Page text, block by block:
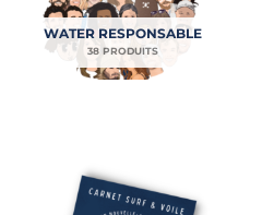
WATER RESPONSABLE
38 PRODUITS